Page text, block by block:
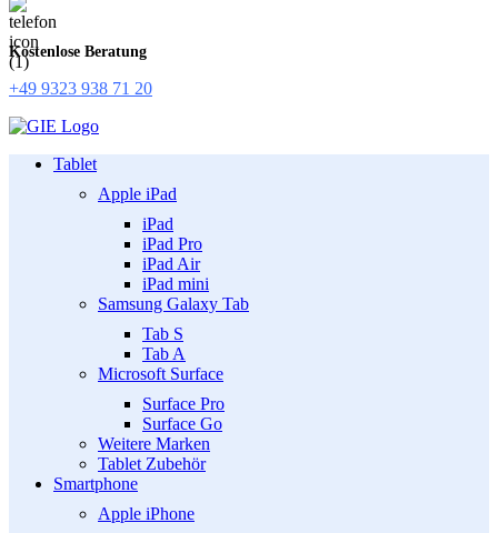
Kostenlose Beratung
+49 9323 938 71 20
Tablet
Apple iPad
iPad
iPad Pro
iPad Air
iPad mini
Samsung Galaxy Tab
Tab S
Tab A
Microsoft Surface
Surface Pro
Surface Go
Weitere Marken
Tablet Zubehör
Smartphone
Apple iPhone